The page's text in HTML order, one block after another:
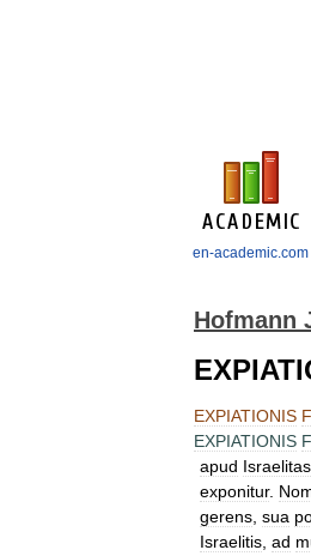
en-academic.com
Hofmann
EXPIATIONIS
EXPIATIONIS
apud Israelitas
exponitur.
gerens sua
Israelitis ad